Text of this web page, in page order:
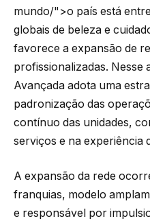
mundo/">o país está
globais de beleza e
favorece a expansão de
profissionalizadas. Nesse
Avançada adota uma
padronização das
contínuo das unidades,
serviços e na experiência
A expansão da rede
franquias, modelo
e responsável por